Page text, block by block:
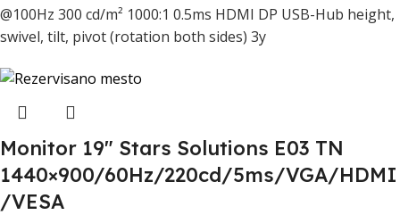
@100Hz 300 cd/m² 1000:1 0.5ms HDMI DP USB-Hub height,
swivel, tilt, pivot (rotation both sides) 3y
Monitor 19″ Stars Solutions E03 TN
1440×900/60Hz/220cd/5ms/VGA/HDMI
/VESA